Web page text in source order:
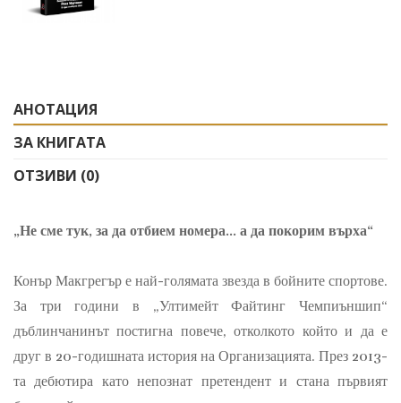
АНОТАЦИЯ
ЗА КНИГАТА
ОТЗИВИ (0)
„Не сме тук, за да отбием номера... а да покорим върха“
Конър Макгрегър е най-голямата звезда в бойните спортове.
За три години в „Ултимейт Файтинг Чемпиъншип“
дъблинчанинът постигна повече, отколкото който и да е
друг в 20-годишната история на Организацията. През 2013-
та дебютира като непознат претендент и стана първият